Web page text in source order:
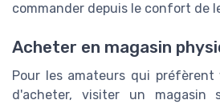
commander depuis le confort de
Acheter en magasin
Pour les amateurs qui
d'acheter, visiter un magasin